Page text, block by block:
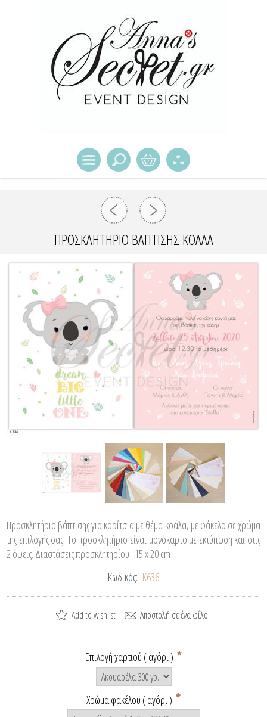
ΠΡΟΣΚΛΗΤΉΡΙΟ ΒΆΠΤΙΣΗΣ ΚΟΑΛΑ
Προσκλητήριο βάπτισης για κορίτσια με θέμα κοάλα, με φάκελο σε χρώμα
της επιλογής σας. Το προσκλητήριο είναι μονόκαρτο με εκτύπωση και στις
2 όψεις. Διαστάσεις προσκλητηρίου : 15 x 20 cm
Κωδικός: K636
Επιλογή χαρτιού ( αγόρι ) *
Χρώμα φακέλου ( αγόρι ) *